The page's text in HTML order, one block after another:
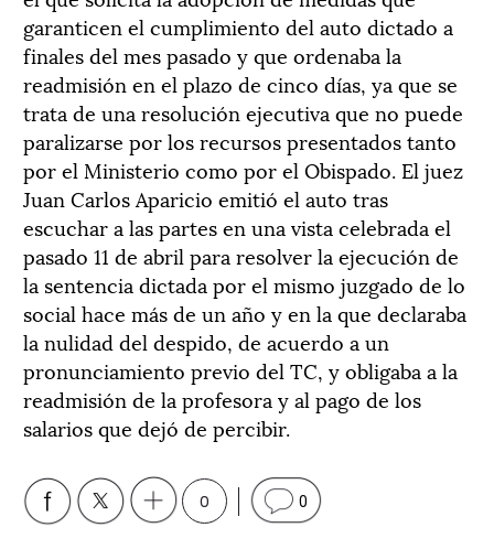
garanticen el cumplimiento del auto dictado a
finales del mes pasado y que ordenaba la
readmisión en el plazo de cinco días, ya que se
trata de una resolución ejecutiva que no puede
paralizarse por los recursos presentados tanto
por el Ministerio como por el Obispado. El juez
Juan Carlos Aparicio emitió el auto tras
escuchar a las partes en una vista celebrada el
pasado 11 de abril para resolver la ejecución de
la sentencia dictada por el mismo juzgado de lo
social hace más de un año y en la que declaraba
la nulidad del despido, de acuerdo a un
pronunciamiento previo del TC, y obligaba a la
readmisión de la profesora y al pago de los
salarios que dejó de percibir.
0 0